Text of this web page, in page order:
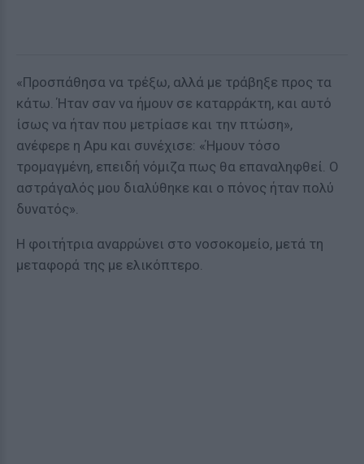
«Προσπάθησα να τρέξω, αλλά με τράβηξε προς τα
κάτω. Ήταν σαν να ήμουν σε καταρράκτη, και αυτό
ίσως να ήταν που μετρίασε και την πτώση»,
ανέφερε η Apu και συνέχισε: «Ήμουν τόσο
τρομαγμένη, επειδή νόμιζα πως θα επαναληφθεί. Ο
αστράγαλός μου διαλύθηκε και ο πόνος ήταν πολύ
δυνατός».
Η φοιτήτρια αναρρώνει στο νοσοκομείο, μετά τη
μεταφορά της με ελικόπτερο.